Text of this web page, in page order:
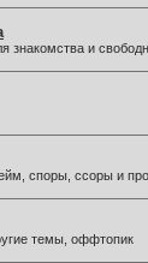
знакомства и
споры, ссоры и
темы, оффтопик